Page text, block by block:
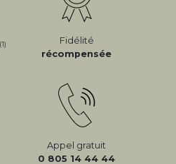
(1)
Fidélité
récompensée
Appel gratuit
0 805 14 44 44